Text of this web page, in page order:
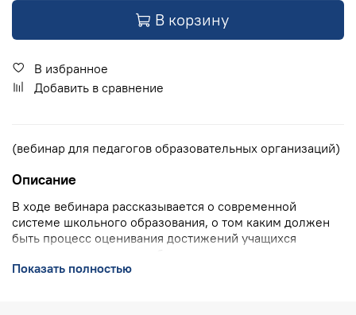
В корзину
В избранное
Добавить в сравнение
(вебинар для педагогов образовательных организаций)
Описание
В ходе вебинара рассказывается о современной
системе школьного образования, о том каким должен
быть процесс оценивания достижений учащихся
формирующего оценивания в образовательную
Показать полностью